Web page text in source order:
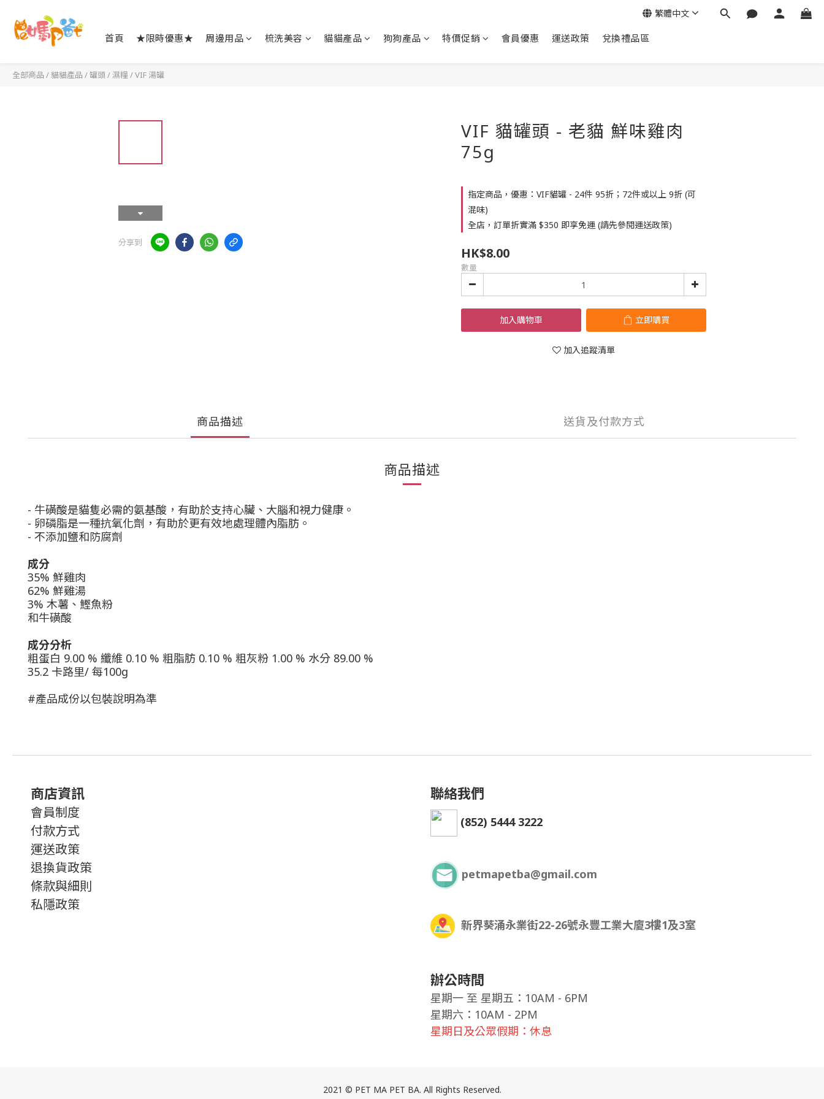
首頁 ★限時優惠★ 周邊用品 梳洗美容 貓貓產品 狗狗產品 特價促銷 會員優惠 運送政策 兌換禮品區
繁體中文
全部商品 /貓貓產品 /罐頭 / 濕糧 /VIF 湯罐
分享到
VIF 貓罐頭 - 老貓 鮮味雞肉
75g
指定商品，優惠：VIF貓罐 - 24件 95折；72件或以上 9折 (可
混味)
全店，訂單折實滿 $350 即享免運 (請先參閱運送政策)
HK$8.00
數量
加入購物車 立即購買
加入追蹤清單
商品描述 送貨及付款方式
商品描述
- 牛磺酸是貓隻必需的氨基酸，有助於支持心臟、大腦和視力健康。
- 卵磷脂是一種抗氧化劑，有助於更有效地處理體內脂肪。
- 不添加鹽和防腐劑
成分
35% 鮮雞肉
62% 鮮雞湯
3% 木薯、鰹魚粉
和牛磺酸
成分分析
粗蛋白 9.00 % 纖維 0.10 % 粗脂肪 0.10 % 粗灰粉 1.00 % 水分 89.00 %
35.2 卡路里/ 每100g
#產品成份以包裝說明為準
商店資訊
會員制度
付款方式
運送政策
退換貨政策
條款與細則
私隱政策
聯絡我們
(852) 5444 3222
petmapetba@gmail.com
新界葵涌永業街22-26號永豐工業大廈3樓1及3室
辦公時間
星期一 至 星期五：10AM - 6PM
星期六：10AM - 2PM
星期日及公眾假期：休息
2021 © PET MA PET BA. All Rights Reserved.